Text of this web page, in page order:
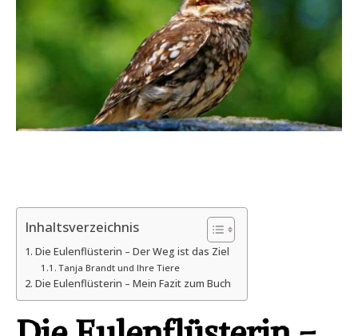
Inhaltsverzeichnis
Die Eulenflüsterin – Der Weg ist das Ziel
Tanja Brandt und Ihre Tiere
Die Eulenflüsterin – Mein Fazit zum Buch